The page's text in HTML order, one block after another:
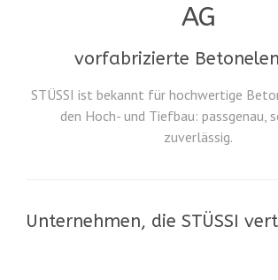
AG
vorfabrizierte
STÜSSI ist bekannt für hochwertige
den Hoch- und Tiefbau: passgenau,
zuverlässig.
Unternehmen, die STÜSSI